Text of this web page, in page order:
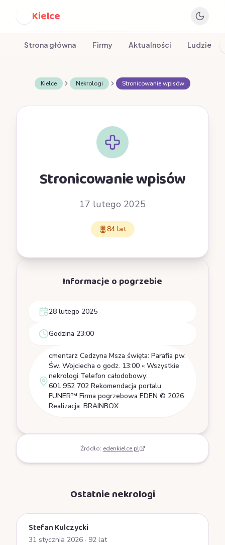
Kielce
Strona główna Firmy Aktualności Ludzie
Kielce Nekrologi Stronicowanie wpisów
Stronicowanie wpisów
17 lutego 2025
84 lat
Informacje o pogrzebie
28 lutego 2025
Godzina 23:00
cmentarz Cedzyna Msza święta: Parafia pw.
Św. Wojciecha o godz. 13:00 « Wszystkie
nekrologi Telefon całodobowy:
601 952 702 Rekomendacja portalu
FUNER™ Firma pogrzebowa EDEN © 2026
Realizacja: BRAINBOX .
Źródło: edenkielce.pl
Ostatnie nekrologi
Stefan Kulczycki
31 stycznia 2026 · 92 lat